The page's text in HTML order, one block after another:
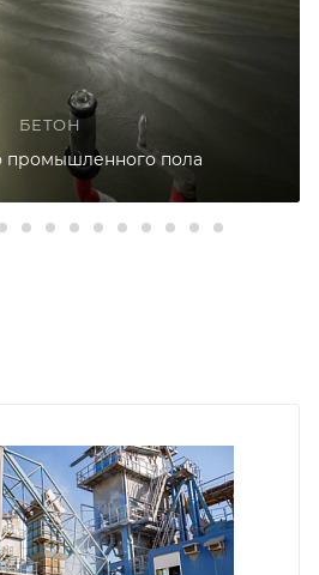
БЕТОН
промышленного пола